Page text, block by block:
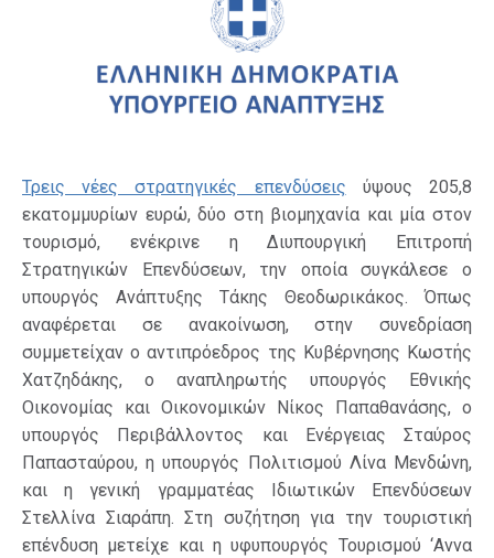
Τρεις νέες στρατηγικές επενδύσεις ύψους 205,8
εκατομμυρίων ευρώ, δύο στη βιομηχανία και μία στον
τουρισμό, ενέκρινε η Διυπουργική Επιτροπή
Στρατηγικών Επενδύσεων, την οποία συγκάλεσε ο
υπουργός Ανάπτυξης Τάκης Θεοδωρικάκος. Όπως
αναφέρεται σε ανακοίνωση, στην συνεδρίαση
συμμετείχαν ο αντιπρόεδρος της Κυβέρνησης Κωστής
Χατζηδάκης, ο αναπληρωτής υπουργός Εθνικής
Οικονομίας και Οικονομικών Νίκος Παπαθανάσης, ο
υπουργός Περιβάλλοντος και Ενέργειας Σταύρος
Παπασταύρου, η υπουργός Πολιτισμού Λίνα Μενδώνη,
και η γενική γραμματέας Ιδιωτικών Επενδύσεων
Στελλίνα Σιαράπη. Στη συζήτηση για την τουριστική
επένδυση μετείχε και η υφυπουργός Τουρισμού ‘Αννα